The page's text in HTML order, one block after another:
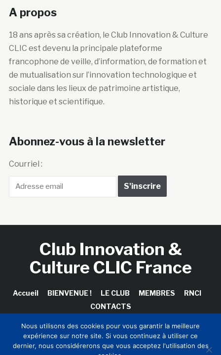
A propos
18 ans après sa création, le Club Innovation & Culture
CLIC est devenu la principale plateforme
francophone de veille, d’information, de formation et
de mutualisation sur l’innovation technologique et
sociale dans les lieux de patrimoine artistique,
historique et scientifique.
Abonnez-vous à la newsletter
Courriel :
Club Innovation &
Culture CLIC France
Accueil BIENVENUE ! LE CLUB MEMBRES
RNCI
CONTACTS
Copyright © 2026 Club Innovation & Culture CLIC France /
Nous utilisons des cookies pour vous garantir la meilleure
expérience sur notre site. Si vous continuez à utiliser ce
dernier, nous considérerons que vous acceptez l'utilisation des